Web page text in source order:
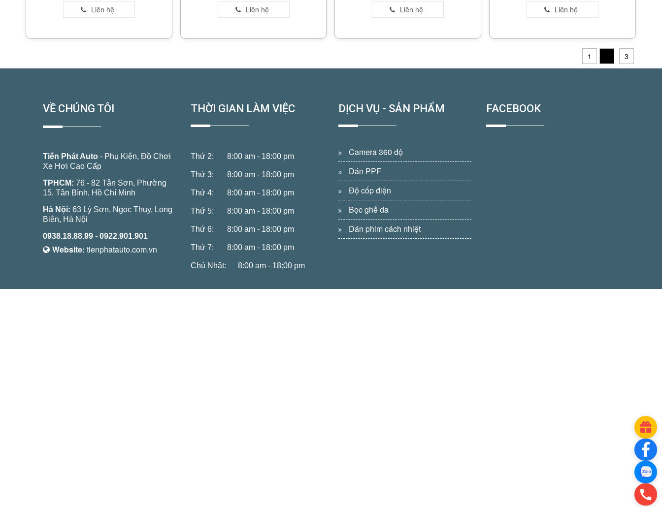
1 3
VỀ CHÚNG TÔI
Tiến Phát Auto - Phụ Kiện, Đồ Chơi
Xe Hơi Cao Cấp
TPHCM: 76 - 82 Tân Sơn, Phường
15, Tân Bình, Hồ Chí Minh
Hà Nội: 63 Lý Sơn, Ngọc Thụy, Long
Biên, Hà Nội
0938.18.88.99 - 0922.901.901
Website: tienphatauto.com.vn
THỜI GIAN LÀM VIỆC
Thứ 2: 8:00 am - 18:00 pm
Thứ 3: 8:00 am - 18:00 pm
Thứ 4: 8:00 am - 18:00 pm
Thứ 5: 8:00 am - 18:00 pm
Thứ 6: 8:00 am - 18:00 pm
Thứ 7: 8:00 am - 18:00 pm
Chủ Nhật: 8:00 am - 18:00 pm
DỊCH VỤ - SẢN PHẨM
Camera 360 độ
Dán PPF
Độ cốp điện
Bọc ghế da
Dán phim cách nhiệt
FACEBOOK